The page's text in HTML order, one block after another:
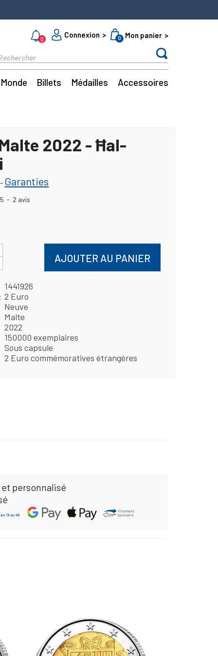
0
Connexion 0 Mon panier
Monde Billets Médailles Accessoires
2022 - Ħal-
- Garanties
5 - 2 avis
AJOUTER AU PANIER
1441926
2 Euro
Neuve
Malte
2022
150000 exemplaires
Sous capsule
2 Euro commémoratives étrangères
personnalisé